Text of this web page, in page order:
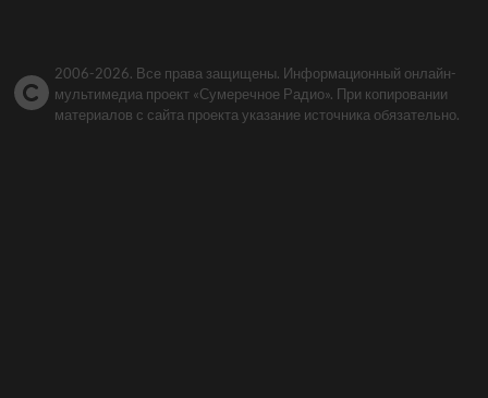
2006-2026. Все права защищены. Информационный онлайн-
мультимедиа проект «Сумеречное Радио». При копировании
материалов с сайта проекта указание источника обязательно.